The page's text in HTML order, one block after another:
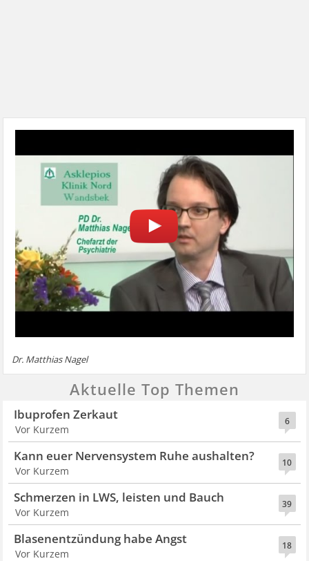
Dr. Matthias Nagel
Aktuelle Top Themen
6
Ibuprofen Zerkaut
Vor Kurzem
10
Kann euer Nervensystem Ruhe aushalten?
Vor Kurzem
39
Schmerzen in LWS, leisten und Bauch
Vor Kurzem
18
Blasenentzündung habe Angst
Vor Kurzem